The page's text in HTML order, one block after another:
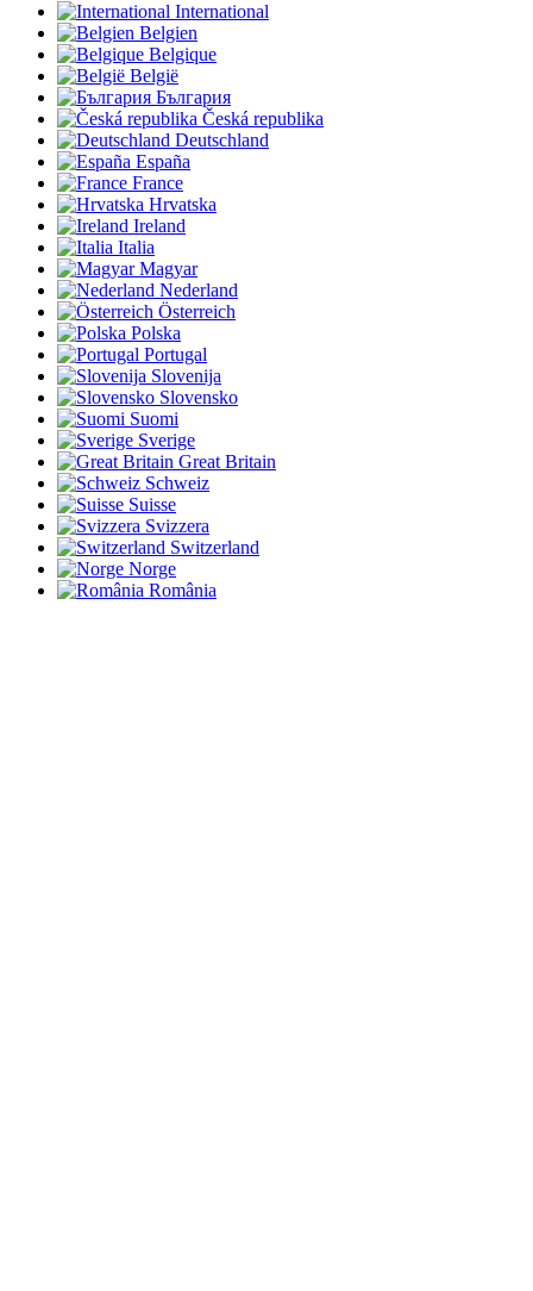
International
Belgien
Belgique
België
България
Česká republika
Deutschland
España
France
Hrvatska
Ireland
Italia
Magyar
Nederland
Österreich
Polska
Portugal
Slovenija
Slovensko
Suomi
Sverige
Great Britain
Schweiz
Suisse
Svizzera
Switzerland
Norge
România